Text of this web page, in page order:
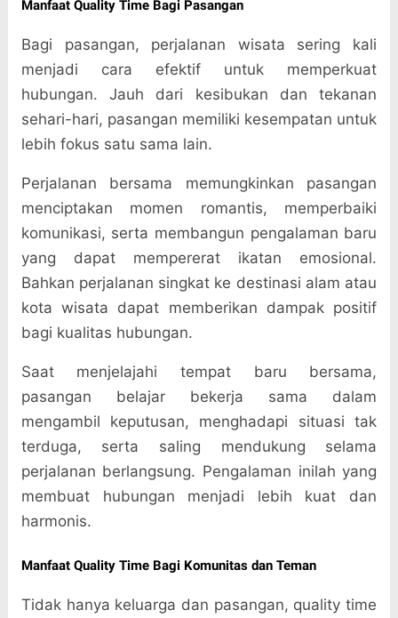
Manfaat Quality Time Bagi Pasangan
Bagi pasangan, perjalanan wisata sering kali
menjadi cara efektif untuk memperkuat
hubungan. Jauh dari kesibukan dan tekanan
sehari-hari, pasangan memiliki kesempatan untuk
lebih fokus satu sama lain.
Perjalanan bersama memungkinkan pasangan
menciptakan momen romantis, memperbaiki
komunikasi, serta membangun pengalaman baru
yang dapat mempererat ikatan emosional.
Bahkan perjalanan singkat ke destinasi alam atau
kota wisata dapat memberikan dampak positif
bagi kualitas hubungan.
Saat menjelajahi tempat baru bersama,
pasangan belajar bekerja sama dalam
mengambil keputusan, menghadapi situasi tak
terduga, serta saling mendukung selama
perjalanan berlangsung. Pengalaman inilah yang
membuat hubungan menjadi lebih kuat dan
harmonis.
Manfaat Quality Time Bagi Komunitas dan Teman
Tidak hanya keluarga dan pasangan, quality time